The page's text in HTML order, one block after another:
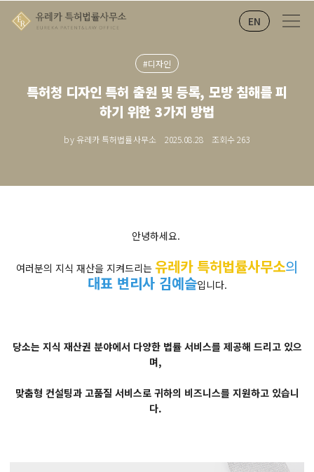
EN
#디자인
특허청 디자인 특허 출원 및 등록, 모방 침해를 피
하기 위한 3가지 방법
by 유레카 특허법률사무소 2025.08.28 조회수263
안녕하세요.
여러분의 지식 재산을 지켜드리는 유레카 특허법률사무소의
대표 변리사 김예슬입니다.
당소는 지식 재산권 분야에서 다양한 법률 서비스를 제공해 드리고 있으
며,
맞춤형 컨설팅과 고품질 서비스로 귀하의 비즈니스를 지원하고 있습니
다.